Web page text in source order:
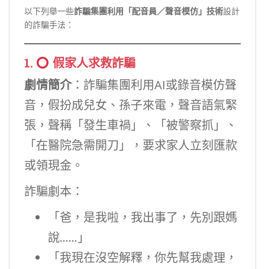
以下列舉一些詐騙集團利用「配音員／聲音模仿」技術設計
的詐騙手法：
1. 假家人求救詐騙
劇情簡介：詐騙集團利用AI或錄音模仿聲
音，假扮成兒女、孫子來電，聲音語氣緊
張，聲稱「發生車禍」、「被警察抓」、
「在醫院急需開刀」，要求家人立刻匯款
或領現金。
詐騙劇本：
「爸，是我啦，我出事了，先別跟媽
說……」
「我現在沒空解釋，你先幫我處理，